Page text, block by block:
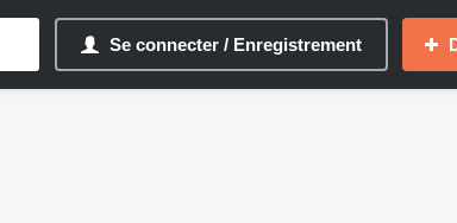
Se connecter / Enregistrement